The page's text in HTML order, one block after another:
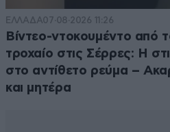
ΕΛΛΑΔΑ07·08·2026 11:26
Βίντεο-ντοκουμέντο από
τροχαίο στις Σέρρες: Η
στο αντίθετο ρεύμα –
και μητέρα